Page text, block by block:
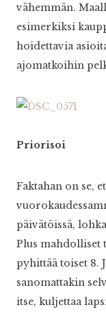
vähemmän.
esimerkiksi
hoidettavia
ajomatkoihin
Priorisoi
Faktahan on se,
päivätöissä,
Plus mahdolliset
pyhittää toiset 8.
sanomattakin
itse, kuljettaa